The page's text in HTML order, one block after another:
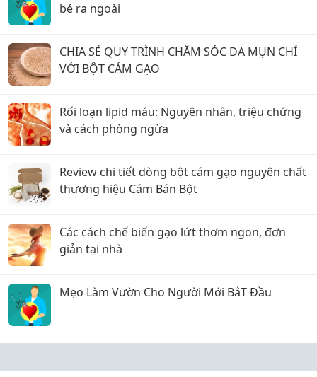
bé ra ngoài
CHIA SẺ QUY TRÌNH CHĂM SÓC DA MỤN CHỈ
VỚI BỘT CÁM GẠO
Rối loạn lipid máu: Nguyên nhân, triệu chứng
và cách phòng ngừa
Review chi tiết dòng bột cám gạo nguyên chất
thương hiệu Cám Bán Bột
Các cách chế biến gạo lứt thơm ngon, đơn
giản tại nhà
Mẹo Làm Vườn Cho Người Mới BắT Đầu